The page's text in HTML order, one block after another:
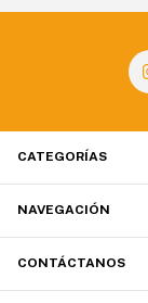
CATEGORÍAS
NAVEGACIÓN
CONTÁCTANOS